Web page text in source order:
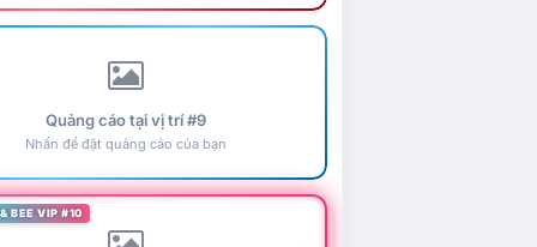
Quảng cáo tại vị trí #9
Nhấn để đặt quảng cáo của bạn
BEE VIP #10